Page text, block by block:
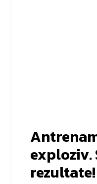
exploziv.
rezultate!